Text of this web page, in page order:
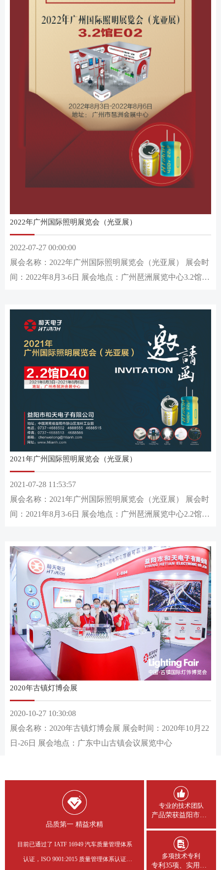
2022年广州国际照明展览会（光亚展）
2022-07-27 00:00:00
展会名称：2022年广州国际照明展览会（光亚展） 展会时
间：2022年8月3-6日 展会地点：广州琶洲展览中心3.2馆-
2021年广州国际照明展览会（光亚展）
2021-07-28 11:53:57
展会名称：2021年广州国际照明展览会（光亚展） 展会时
间：2021年8月3-6日 展会地点：广州琶洲展览中心2.2馆-
2020年古镇灯博会展
2020-10-27 10:30:08
展会名称：2020年古镇灯博会展 展会时间：2020年10月22
日-26日 展会地点：广东中山古镇会议展览中心
品质第一 精益求精
目前已通过了 IATF 16949 汽车质量管理体系
认证，ISO 9001:2015 质量管理体系认证
专业的技术团队
产品荣获益阳市科学进步一等奖，适用于各类光源。
多项技术专利
专利35项、实用新型专利83余项。